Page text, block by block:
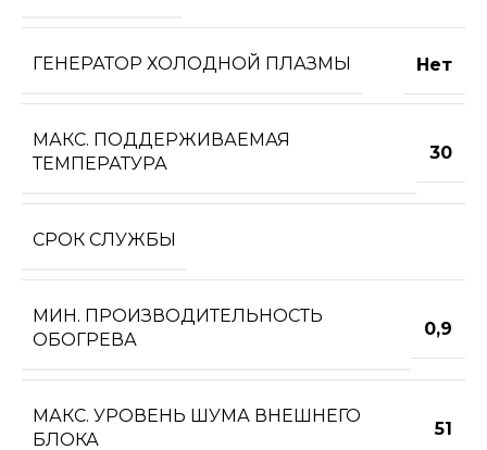
ГЕНЕРАТОР ХОЛОДНОЙ ПЛАЗМЫ Нет
МАКС. ПОДДЕРЖИВАЕМАЯ
ТЕМПЕРАТУРА
30
СРОК СЛУЖБЫ
МИН. ПРОИЗВОДИТЕЛЬНОСТЬ
ОБОГРЕВА
0,9
МАКС. УРОВЕНЬ ШУМА ВНЕШНЕГО
БЛОКА
51